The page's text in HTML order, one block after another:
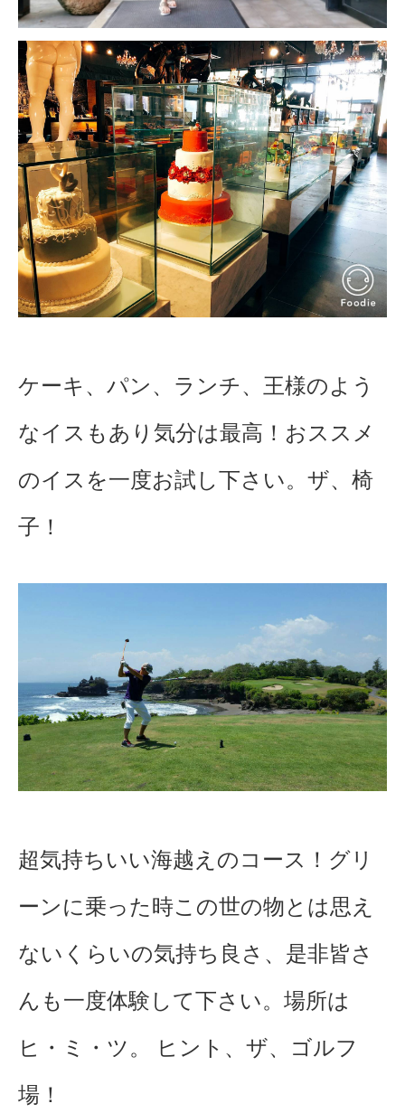
ケーキ、パン、ランチ、王様のよう
なイスもあり気分は最高！おススメ
のイスを一度お試し下さい。ザ、椅
子！
超気持ちいい海越えのコース！グリ
ーンに乗った時この世の物とは思え
ないくらいの気持ち良さ、是非皆さ
んも一度体験して下さい。場所は
ヒ・ミ・ツ。 ヒント、ザ、ゴルフ
場！